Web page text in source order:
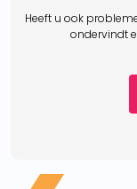
Heeft u ook
ondervindt